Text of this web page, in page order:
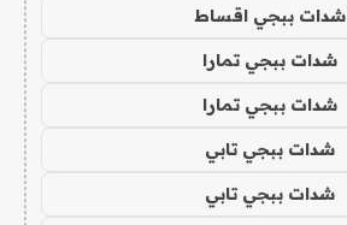
شدات ببجي اقساط
شدات ببجي تمارا
شدات ببجي تمارا
شدات ببجي تابي
شدات ببجي تابي